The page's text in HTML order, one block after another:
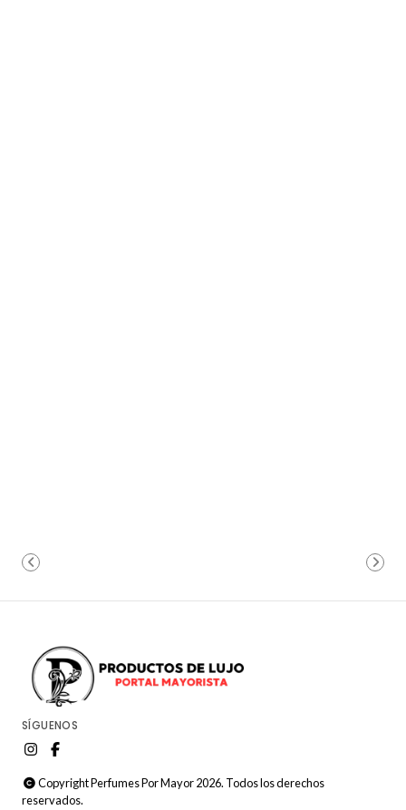
SÍGUENOS
Copyright Perfumes Por Mayor 2026. Todos los derechos
reservados.